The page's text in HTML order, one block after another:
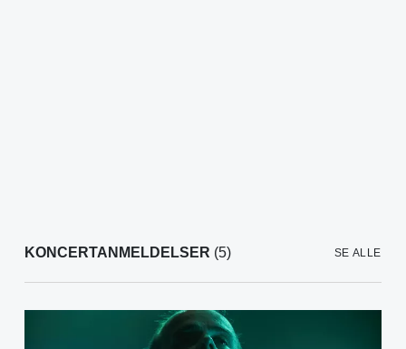
KONCERTANMELDELSER (5) SE ALLE